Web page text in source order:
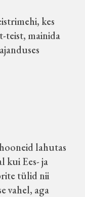
selts
kes
teist, mainida
lahutas
kui Ees- ja
tülid nii
vahel, aga